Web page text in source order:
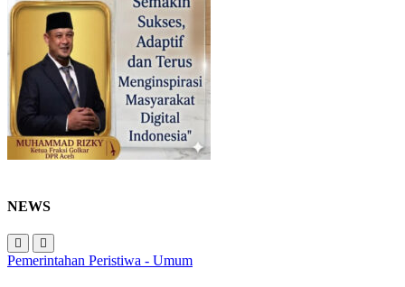
NEWS
Pemerintahan Peristiwa - Umum